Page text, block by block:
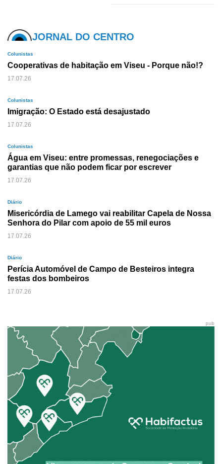
JORNAL DO CENTRO
Colunistas
Cooperativas de habitação em Viseu - Porque não!?
17.07.26
Colunistas
Imigração: O Estado está desajustado
17.07.26
Colunistas
Água em Viseu: entre promessas, renegociações e
garantias que não podem ficar por escrever
17.07.26
Diário
Misericórdia de Lamego vai reabilitar Capela de Nossa
Senhora do Pilar com apoio de 55 mil euros
17.07.26
Diário
Perícia Automóvel de Campo de Besteiros integra
festas dos bombeiros
17.07.26
pub